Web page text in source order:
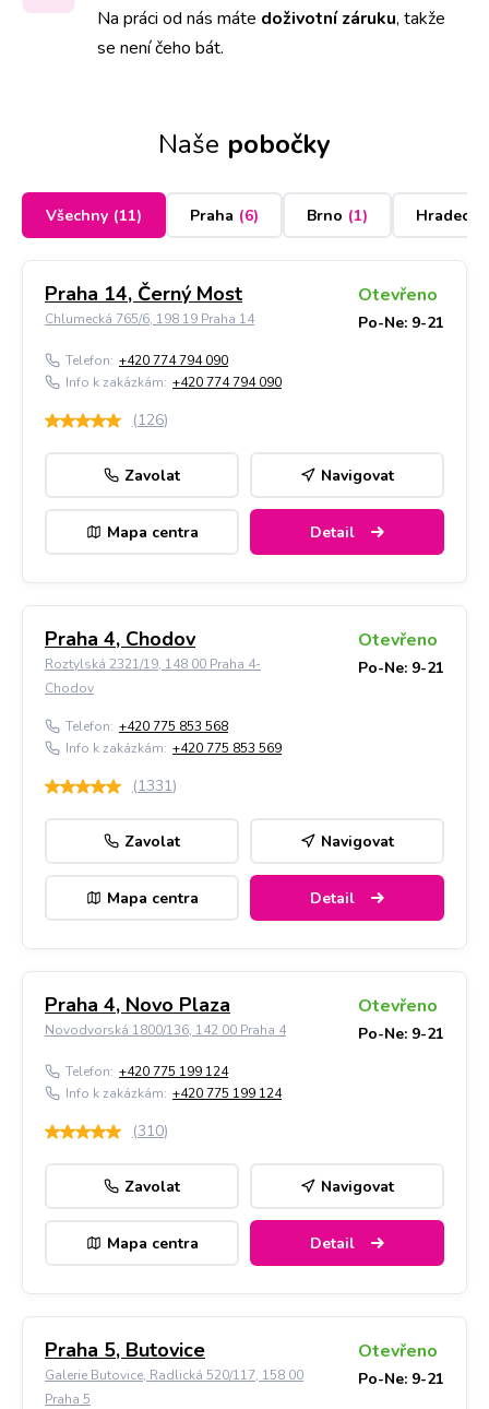
Na práci od nás máte doživotní záruku, takže
se není čeho bát.
Naše pobočky
Všechny (11) Praha (6) Brno (1) Hradec
Praha 14, Černý Most
Chlumecká 765/6, 198 19 Praha 14
Otevřeno
Po-Ne: 9-21
Telefon: +420 774 794 090
Info k zakázkám: +420 774 794 090
(126)
Zavolat Navigovat
Mapa centra Detail
Praha 4, Chodov
Roztylská 2321/19, 148 00 Praha 4-
Chodov
Otevřeno
Po-Ne: 9-21
Telefon: +420 775 853 568
Info k zakázkám: +420 775 853 569
(1331)
Zavolat Navigovat
Mapa centra Detail
Praha 4, Novo Plaza
Novodvorská 1800/136, 142 00 Praha 4
Otevřeno
Po-Ne: 9-21
Telefon: +420 775 199 124
Info k zakázkám: +420 775 199 124
(310)
Zavolat Navigovat
Mapa centra Detail
Praha 5, Butovice
Galerie Butovice, Radlická 520/117, 158 00
Praha 5
Otevřeno
Po-Ne: 9-21